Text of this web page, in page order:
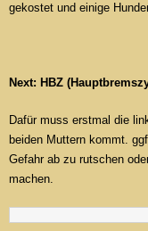
gekostet und einige
Next: HBZ
Dafür muss erstmal die
beiden Muttern kommt.
Gefahr ab zu rutschen
machen.